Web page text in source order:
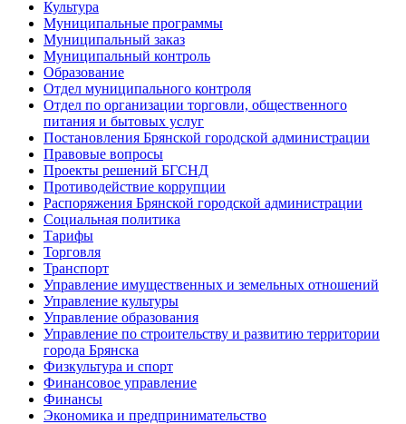
Культура
Муниципальные программы
Муниципальный заказ
Муниципальный контроль
Образование
Отдел муниципального контроля
Отдел по организации торговли, общественного
питания и бытовых услуг
Постановления Брянской городской администрации
Правовые вопросы
Проекты решений БГСНД
Противодействие коррупции
Распоряжения Брянской городской администрации
Социальная политика
Тарифы
Торговля
Транспорт
Управление имущественных и земельных отношений
Управление культуры
Управление образования
Управление по строительству и развитию территории
города Брянска
Физкультура и спорт
Финансовое управление
Финансы
Экономика и предпринимательство